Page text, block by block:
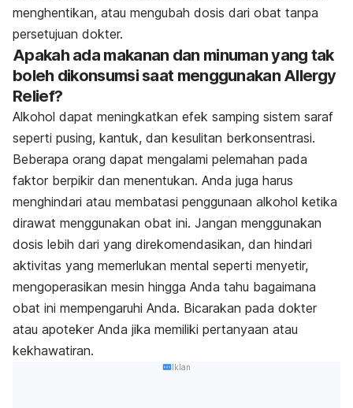
menghentikan, atau mengubah dosis dari obat tanpa
persetujuan dokter.
Apakah ada makanan dan minuman yang tak
boleh dikonsumsi saat menggunakan Allergy
Relief?
Alkohol dapat meningkatkan efek samping sistem saraf
seperti pusing, kantuk, dan kesulitan berkonsentrasi.
Beberapa orang dapat mengalami pelemahan pada
faktor berpikir dan menentukan. Anda juga harus
menghindari atau membatasi penggunaan alkohol ketika
dirawat menggunakan obat ini. Jangan menggunakan
dosis lebih dari yang direkomendasikan, dan hindari
aktivitas yang memerlukan mental seperti menyetir,
mengoperasikan mesin hingga Anda tahu bagaimana
obat ini mempengaruhi Anda. Bicarakan pada dokter
atau apoteker Anda jika memiliki pertanyaan atau
kekhawatiran.
Iklan